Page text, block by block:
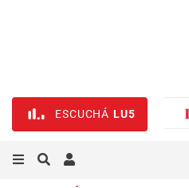
ESCUCHÁ LU5